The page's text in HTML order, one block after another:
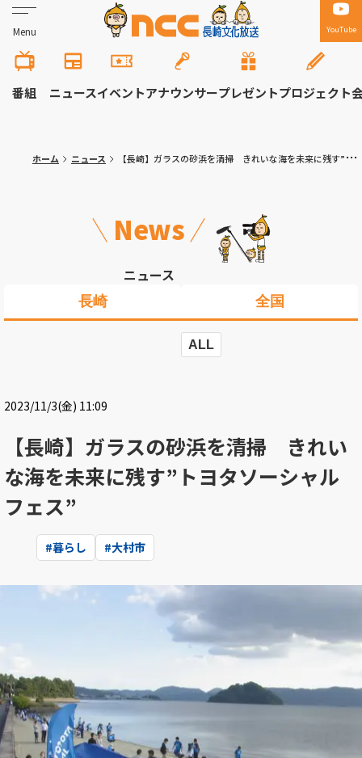
Menu YouTube
番組 ニュースイベントアナウンサープレゼントプロジェクト
ホーム ニュース 【長崎】ガラスの砂浜を清掃 きれいな海を未来に残す”トヨタソーシャルフェス”
News
ニュース
長崎 全国
ALL
2023/11/3(金) 11:09
【長崎】ガラスの砂浜を清掃 きれい
な海を未来に残す”トヨタソーシャル
フェス”
#暮らし #大村市